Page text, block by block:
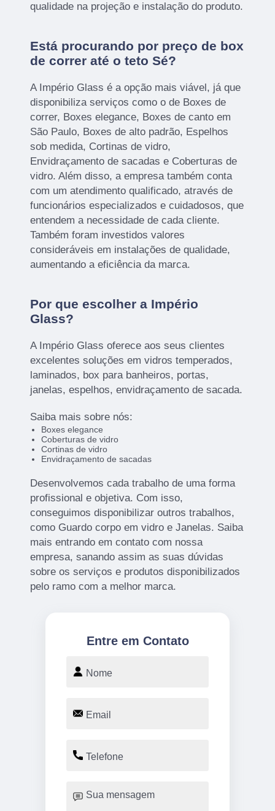
qualidade na projeção e instalação do produto.
Está procurando por preço de box
de correr até o teto Sé?
A Império Glass é a opção mais viável, já que
disponibiliza serviços como o de Boxes de
correr, Boxes elegance, Boxes de canto em
São Paulo, Boxes de alto padrão, Espelhos
sob medida, Cortinas de vidro,
Envidraçamento de sacadas e Coberturas de
vidro. Além disso, a empresa também conta
com um atendimento qualificado, através de
funcionários especializados e cuidadosos, que
entendem a necessidade de cada cliente.
Também foram investidos valores
consideráveis em instalações de qualidade,
aumentando a eficiência da marca.
Por que escolher a Império
Glass?
A Império Glass oferece aos seus clientes
excelentes soluções em vidros temperados,
laminados, box para banheiros, portas,
janelas, espelhos, envidraçamento de sacada.
Saiba mais sobre nós:
Boxes elegance
Coberturas de vidro
Cortinas de vidro
Envidraçamento de sacadas
Desenvolvemos cada trabalho de uma forma
profissional e objetiva. Com isso,
conseguimos disponibilizar outros trabalhos,
como Guardo corpo em vidro e Janelas. Saiba
mais entrando em contato com nossa
empresa, sanando assim as suas dúvidas
sobre os serviços e produtos disponibilizados
pelo ramo com a melhor marca.
Entre em Contato